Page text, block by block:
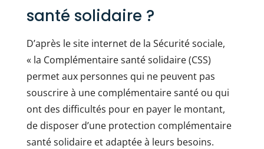
santé solidaire ?
D’après le site internet de la Sécurité sociale,
« la Complémentaire santé solidaire (CSS)
permet aux personnes qui ne peuvent pas
souscrire à une complémentaire santé ou qui
ont des difficultés pour en payer le montant,
de disposer d’une protection complémentaire
santé solidaire et adaptée à leurs besoins.